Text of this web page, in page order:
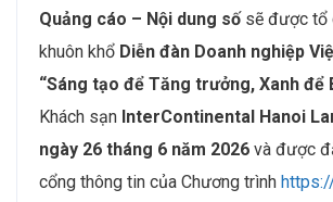
Quảng cáo – Nội dung số sẽ được tổ
khuôn khổ Diễn đàn Doanh nghiệp
“Sáng tạo để Tăng trưởng, Xanh để
Khách sạn InterContinental Hanoi
ngày 26 tháng 6 năm 2026 và được
cổng thông tin của Chương trình